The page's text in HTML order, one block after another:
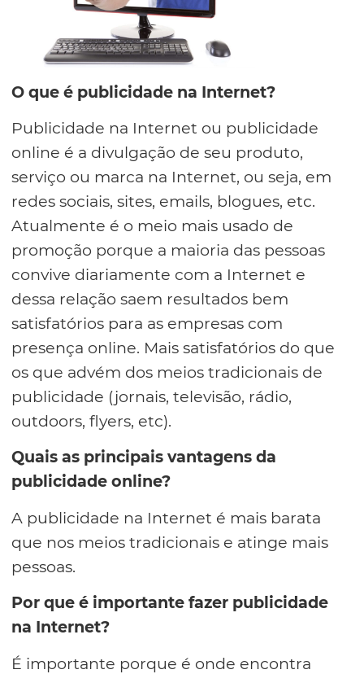
O que é publicidade na Internet?
Publicidade na Internet ou publicidade
online é a divulgação de seu produto,
serviço ou marca na Internet, ou seja, em
redes sociais, sites, emails, blogues, etc.
Atualmente é o meio mais usado de
promoção porque a maioria das pessoas
convive diariamente com a Internet e
dessa relação saem resultados bem
satisfatórios para as empresas com
presença online. Mais satisfatórios do que
os que advém dos meios tradicionais de
publicidade (jornais, televisão, rádio,
outdoors, flyers, etc).
Quais as principais vantagens da
publicidade online?
A publicidade na Internet é mais barata
que nos meios tradicionais e atinge mais
pessoas.
Por que é importante fazer publicidade
na Internet?
É importante porque é onde encontra